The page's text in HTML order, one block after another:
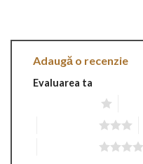
Adaugă o recenzie
Evaluarea ta